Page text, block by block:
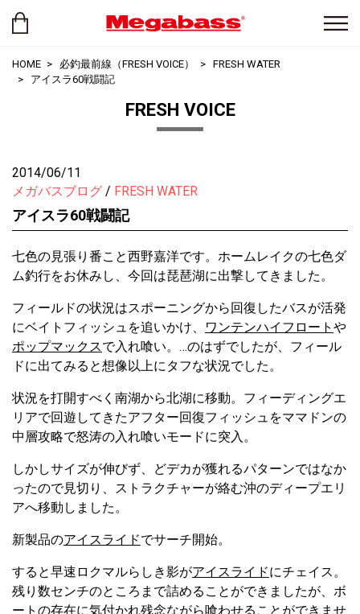
HOME 必釣最前線（FRESH VOICE）
FRESH WATER
アイスラ60戦闘記
FRESH VOICE
2014/06/11
メガバスブログ
FRESH WATER
アイスラ60戦闘記
七色の見張り番こと西野嘉洋です。ホームレイクの七色ダ
ム釣行をお休みし、今回は琵琶湖に出撃してきました。
フィールドの状況はスポーニングから回復したバスが活発
にベイトフィッシュを追いかけ、
ワンテンハイフロート や
ポップマックスで入れ喰い。…のはずでしたが、フィール
ドに出てみると想像以上にタフな状況でした。
状況を打開すべく南湖から北湖に移動。フィーディングエ
リアで回遊してきたアフター回復フィッシュをママドンの
中層攻略で怒涛の入れ喰いモードに突入。
しかしサイズが伸びず、どデカが獲れるパターンではなか
ったので見切り、ストラクチャーが絡む沖のディープエリ
アへ移動しました。
新製品のアイスライドでサーチ開始。
すると早速ロクマルらしき影がアイスライドにチェイス。
残り数センチのところまで詰めることができましたが、ボ
ートの存在に気付かれ残念ながら喰わせることができませ